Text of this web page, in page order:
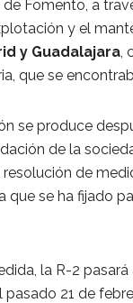
de Fomento, a
y el
y Guadalajara,
que se
se produce
de la
de
que se ha fijado
la R-2
pasado 21 de